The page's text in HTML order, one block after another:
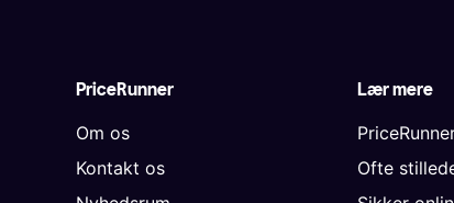
PriceRunner
Om os
Kontakt os
Lær mere
Ofte